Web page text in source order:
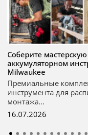
Соберите
аккумуляторном
Milwaukee
Премиальные
инструмента для
монтажа...
16.07.2026